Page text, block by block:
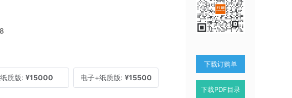
纸质版: ¥15000 电子+纸质版: ¥15500
下载订购单
下载PDF目录